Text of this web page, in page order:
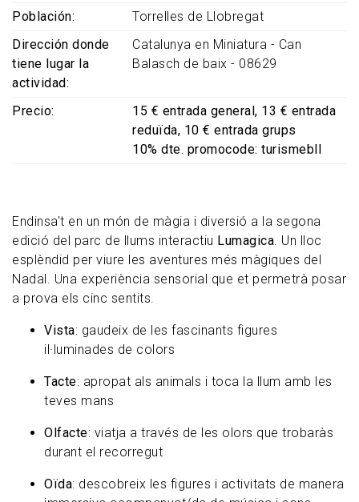
Endinsa't en un món de màgia i diversió a la segona
edició del parc de llums interactiu Lumagica. Un lloc
esplèndid per viure les aventures més màgiques del
Nadal. Una experiència sensorial que et permetrà posar
a prova els cinc sentits.
Vista: gaudeix de les fascinants figures
il·luminades de colors
Tacte: apropat als animals i toca la llum amb les
teves mans
Olfacte: viatja a través de les olors que trobaràs
durant el recorregut
Oïda: descobreix les figures i activitats de manera
Población
Torrelles de Llobregat
Dirección donde
tiene lugar la
actividad
Catalunya en Miniatura - Can
Balasch de baix - 08629
Precio
15 € entrada general, 13 € entrada
reduïda, 10 € entrada grups
10% dte. promocode: turismebll